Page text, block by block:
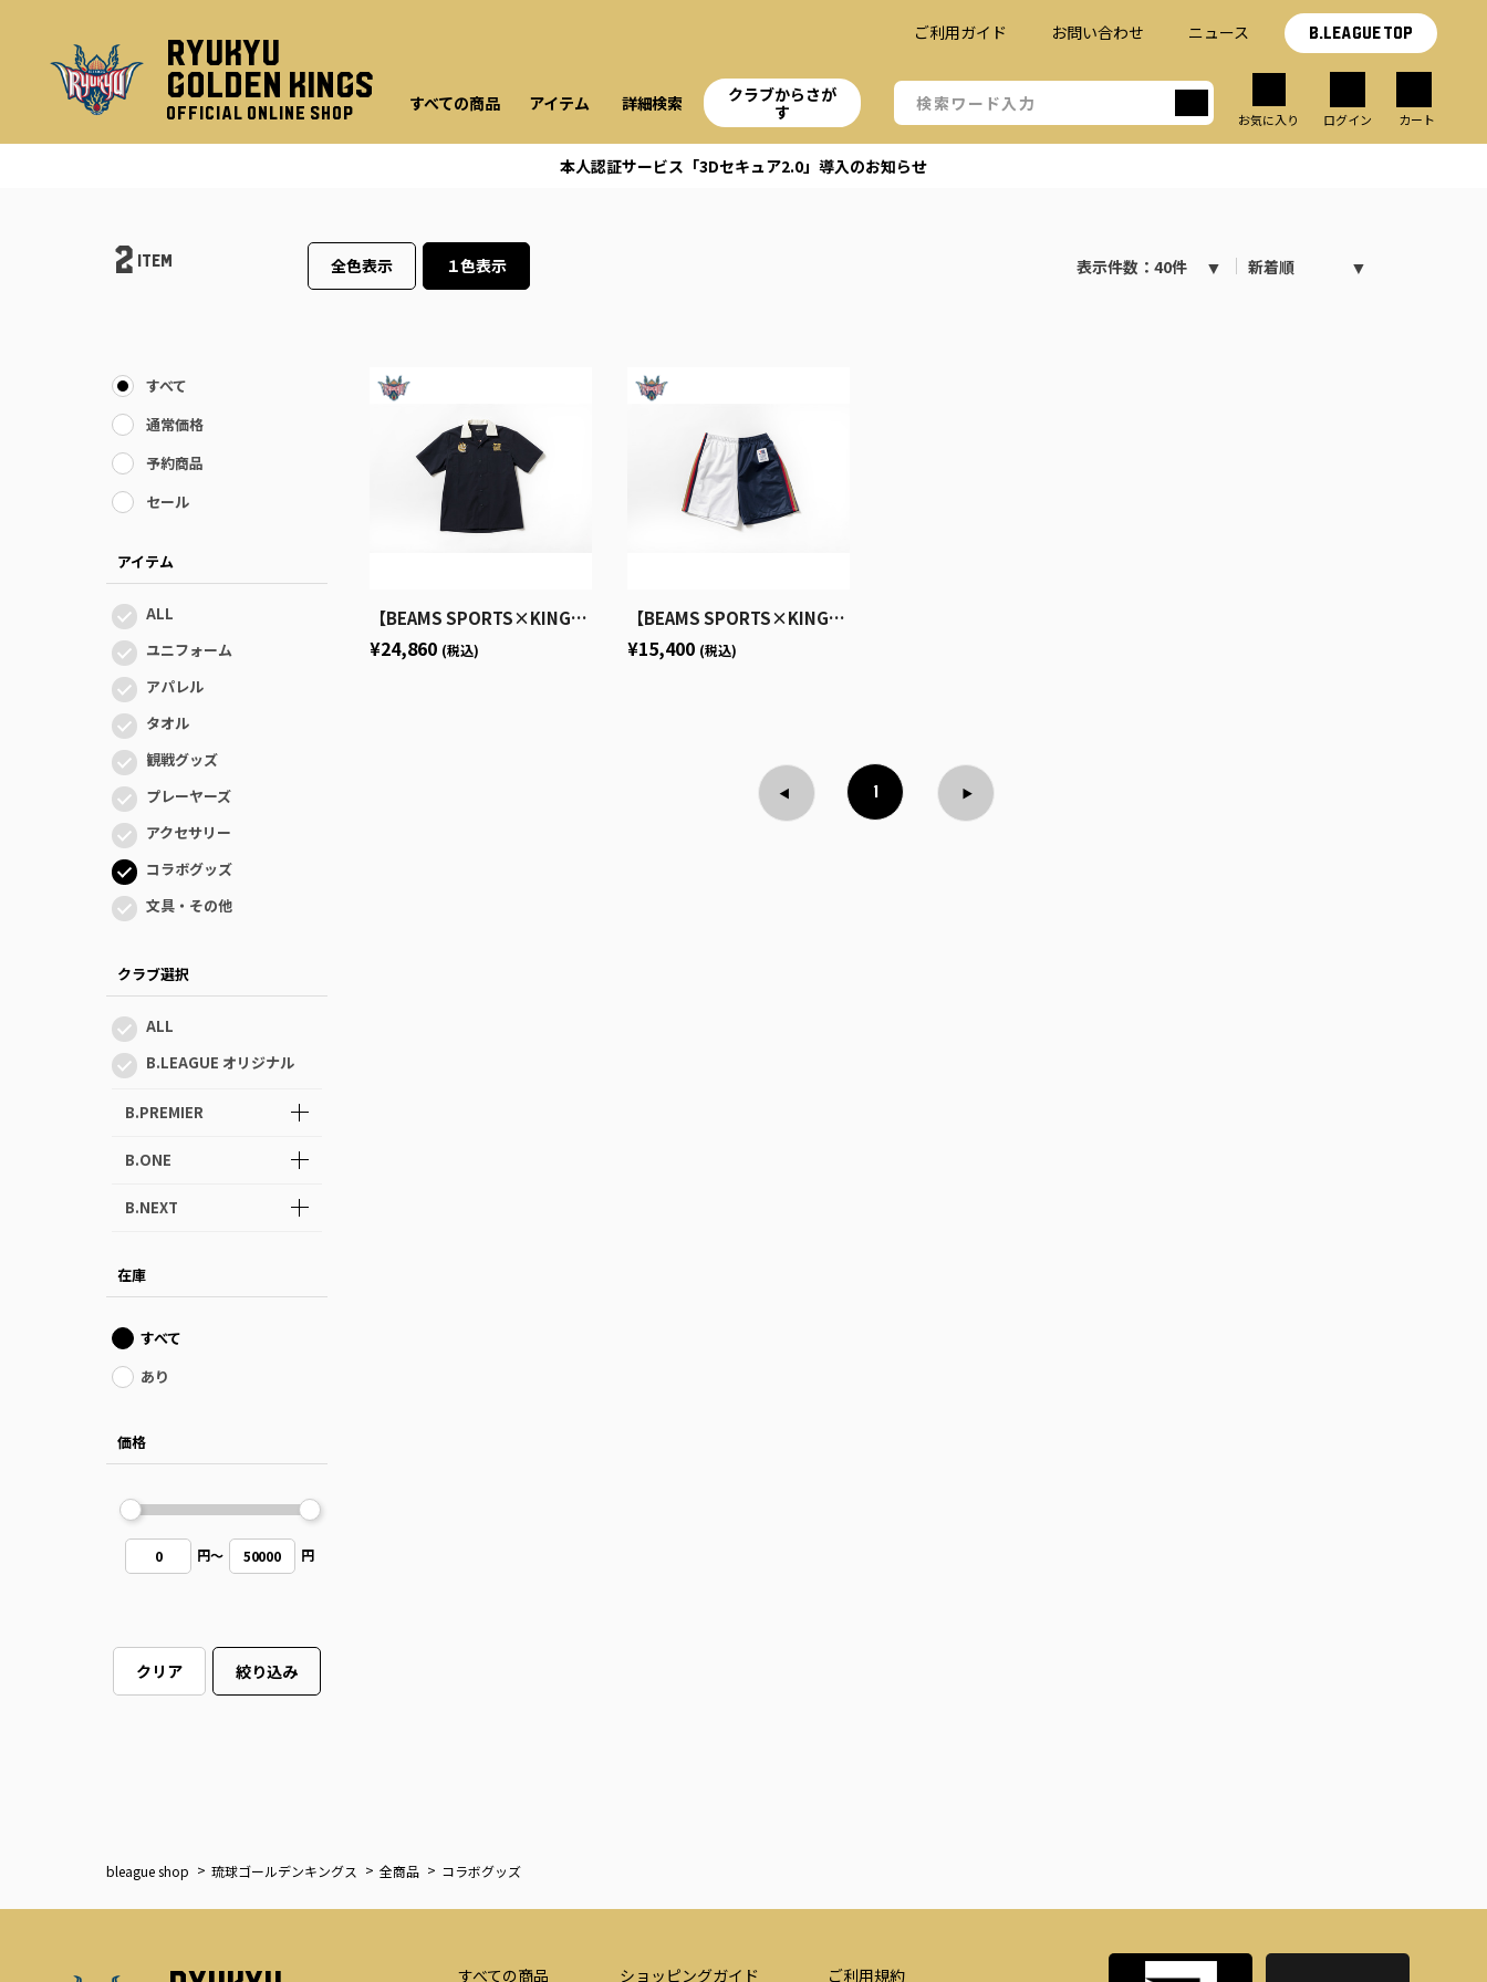
RYUKYU
GOLDEN KINGS
OFFICIAL ONLINE SHOP すべての商品 アイテム 詳細検索
クラブからさが
す
ご利用ガイド お問い合わせ ニュース B.LEAGUE TOP
お気に入り ログイン カート
本人認証サービス「3Dセキュア2.0」導入のお知らせ
2 ITEM 全色表示 １色表示 表示件数：40件 新着順
すべて
通常価格
予約商品
セール
アイテム
ALL
ユニフォーム
アパレル
タオル
観戦グッズ
プレーヤーズ
アクセサリー
コラボグッズ
文具・その他
クラブ選択
ALL
B.LEAGUE オリジナル
B.PREMIER
B.ONE
B.NEXT
在庫
すべて
あり
価格
0 円～ 50000 円
クリア 絞り込み
【BEAMS SPORTS×KINGS】BEAMS SPORTS キャンプカラーシャツ エンブロイダリー
¥24,860 (税込)
【BEAMS SPORTS×KINGS】BEAMS SPORTS メッシュゲームショーツ
¥15,400 (税込)
1
bleague shop 琉球ゴールデンキングス 全商品 コラボグッズ
すべての商品 ショッピングガイド ご利用規約